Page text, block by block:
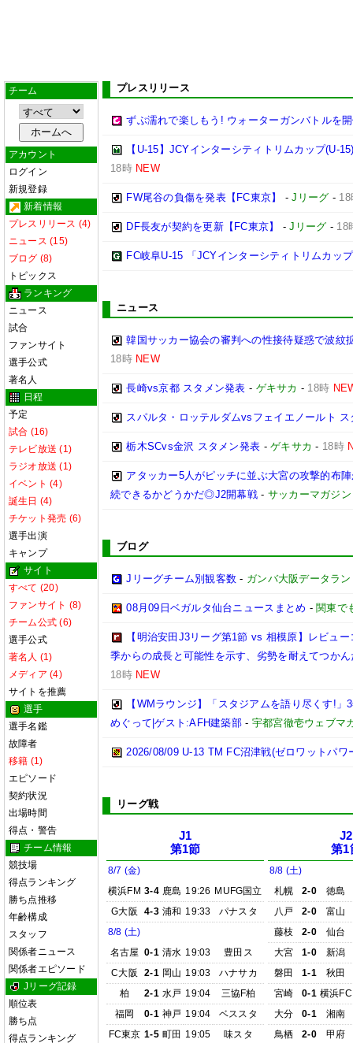
チーム
アカウント
ログイン
新規登録
新着情報
プレスリリース (4)
ニュース (15)
ブログ (8)
トピックス
ランキング
ニュース
試合
ファンサイト
選手公式
著名人
日程
予定
試合 (16)
テレビ放送 (1)
ラジオ放送 (1)
イベント (4)
誕生日 (4)
チケット発売 (6)
選手出演
キャンプ
サイト
すべて (20)
ファンサイト (8)
チーム公式 (6)
選手公式
著名人 (1)
メディア (4)
サイトを推薦
選手
選手名鑑
故障者
移籍 (1)
エピソード
契約状況
出場時間
得点・警告
チーム情報
競技場
得点ランキング
勝ち点推移
年齢構成
スタッフ
関係者ニュース
関係者エピソード
Jリーグ記録
順位表
勝ち点
得点ランキング
プレスリリース
ずぶ濡れで楽しもう! ウォーターガンバトルを
【U-15】JCYインターシティトリムカップ(U-
18時 NEW
FW尾谷の負傷を発表【FC東京】 -Jリーグ - 18
DF長友が契約を更新【FC東京】 -Jリーグ - 18
FC岐阜U-15 「JCYインターシティトリムカッ
ニュース
韓国サッカー協会の審判への性接待疑惑で波紋
18時 NEW
長崎vs京都 スタメン発表 - ゲキサカ - 18時
スパルタ・ロッテルダムvsフェイエノールト ス
栃木SCvs金沢 スタメン発表 -ゲキサカ - 18時
アタッカー5人がピッチに並ぶ大宮の攻撃的布
続できるかどうかだ◎J2開幕戦 - サッカーマガジン
ブログ
Jリーグチーム別観客数 - ガンバ大阪データラ
08月09日ベガルタ仙台ニュースまとめ - 関東で
【明治安田J3リーグ第1節 vs 相模原】レビュ
季からの成長と可能性を示す、劣勢を耐えてつか
18時 NEW
【WMラウンジ】「スタジアムを語り尽くす!
めぐって|ゲスト:AFH建築部 - 宇都宮徹壱ウェブマ
2026/08/09 U-13 TM FC沼津戦(ゼロワットパワ
リーグ戦
J1
第1節
8/7 (金)
横浜FM 3-4 鹿島 19:26 MUFG国立
G大阪
4-3 浦和 19:33
パナスタ
8/8 (土)
名古屋 0-1 清水 19:03
豊田ス
C大阪
2-1 岡山 19:03
ハナサカ
柏
2-1 水戸 19:04
三協F柏
福岡
0-1 神戸 19:04
ベススタ
FC東京 1-5 町田 19:05
味スタ
J2
第1
8/8 (土)
札幌
2-0
徳島
八戸
2-0
富山
藤枝
2-0
仙台
大宮
1-0
新潟
磐田
1-1
秋田
宮崎
0-1 横浜FC
大分
0-1
湘南
鳥栖
2-0
甲府